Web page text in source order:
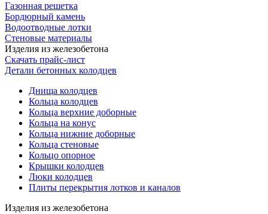
Газонная решетка
Бордюрный камень
Водоотводные лотки
Стеновые материалы
Изделия из железобетона
Скачать прайс-лист
Детали бетонных колодцев
Днища колодцев
Кольца колодцев
Кольца верхние доборные
Кольца на конус
Кольца нижние доборные
Кольца стеновые
Кольцо опорное
Крышки колодцев
Люки колодцев
Плиты перекрытия лотков и каналов
Изделия из железобетона